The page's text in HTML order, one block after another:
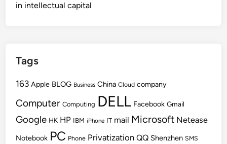
in intellectual capital
Tags
163 Apple BLOG Business China Cloud company
Computer Computing DELL Facebook Gmail
Google HK HP IBM iPhone IT mail Microsoft Netease
Notebook PC Phone Privatization QQ Shenzhen SMS